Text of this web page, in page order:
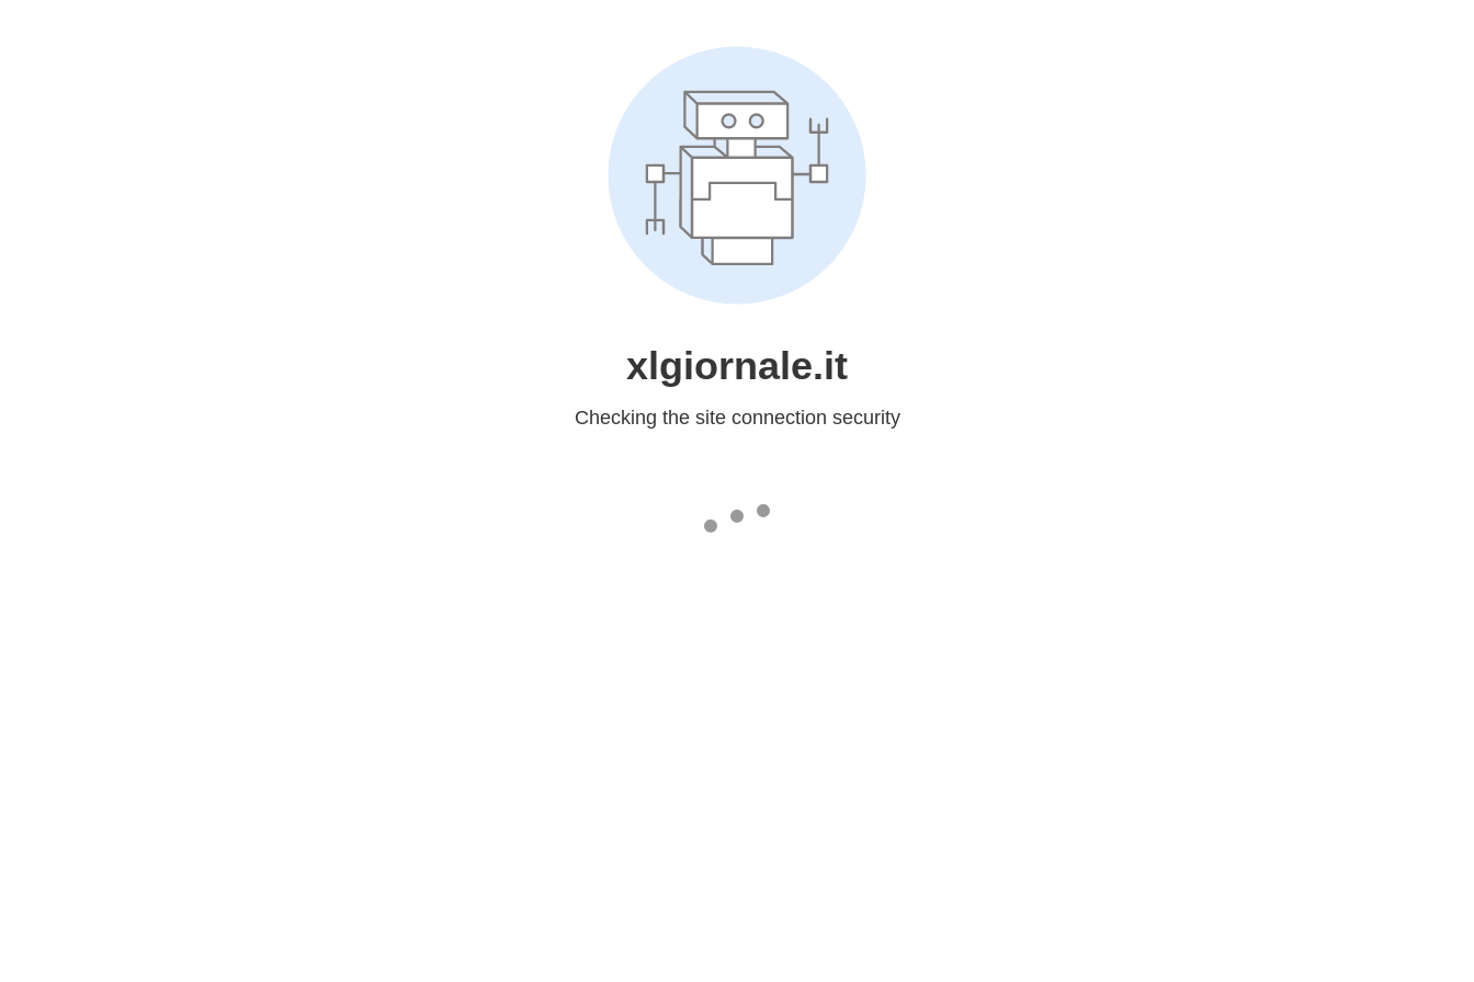
xlgiornale.it
Checking the site connection security